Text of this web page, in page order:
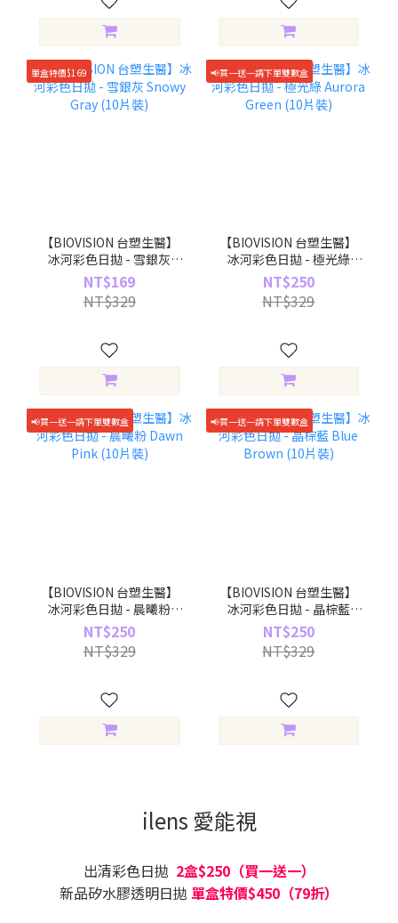
單盒特價$169
【BIOVISION 台塑生醫】
冰河彩色日拋 - 雪銀灰
Snowy Gray (10片裝)
NT$169
NT$329
📢買一送一請下單雙數盒
【BIOVISION 台塑生醫】
冰河彩色日拋 - 極光綠
Aurora Green (10片裝)
NT$250
NT$329
📢買一送一請下單雙數盒
【BIOVISION 台塑生醫】
冰河彩色日拋 - 晨曦粉
Dawn Pink (10片裝)
NT$250
NT$329
📢買一送一請下單雙數盒
【BIOVISION 台塑生醫】
冰河彩色日拋 - 晶棕藍
Blue Brown (10片裝)
NT$250
NT$329
ilens 愛能視
出清彩色日拋 2盒$250（買一送一）
新品矽水膠透明日拋 單盒特價$450（79折）